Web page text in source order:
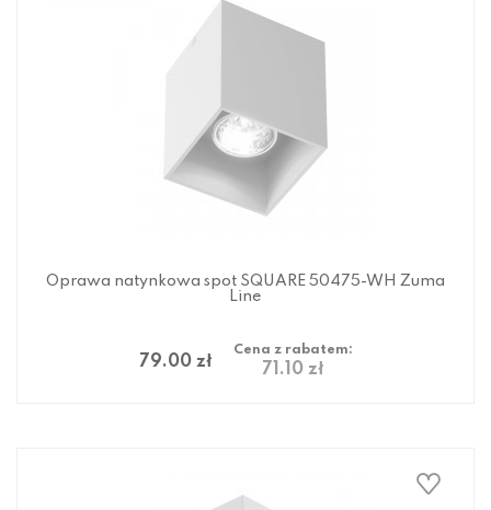
Oprawa natynkowa spot SQUARE 50475-WH Zuma
Line
79.00 zł
Cena z rabatem:
71.10 zł